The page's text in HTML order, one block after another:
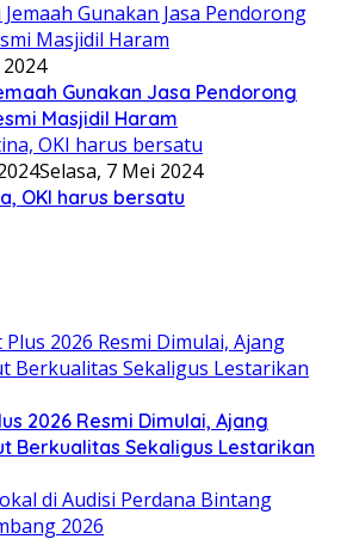
Gunakan Jasa Pendorong
Masjidil Haram
Selasa, 7 Mei 2024
OKI harus bersatu
2026 Resmi Dimulai, Ajang
Berkualitas Sekaligus Lestarikan